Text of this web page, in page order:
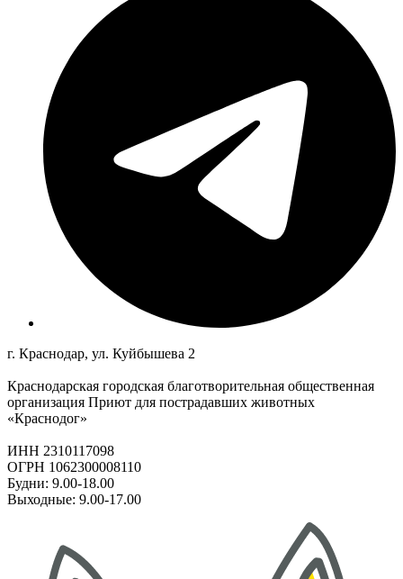
г. Краснодар, ул. Куйбышева 2
Краснодарская городская благотворительная общественная
организация Приют для пострадавших животных
«Краснодог»
ИНН 2310117098
ОГРН 1062300008110
Будни: 9.00-18.00
Выходные: 9.00-17.00